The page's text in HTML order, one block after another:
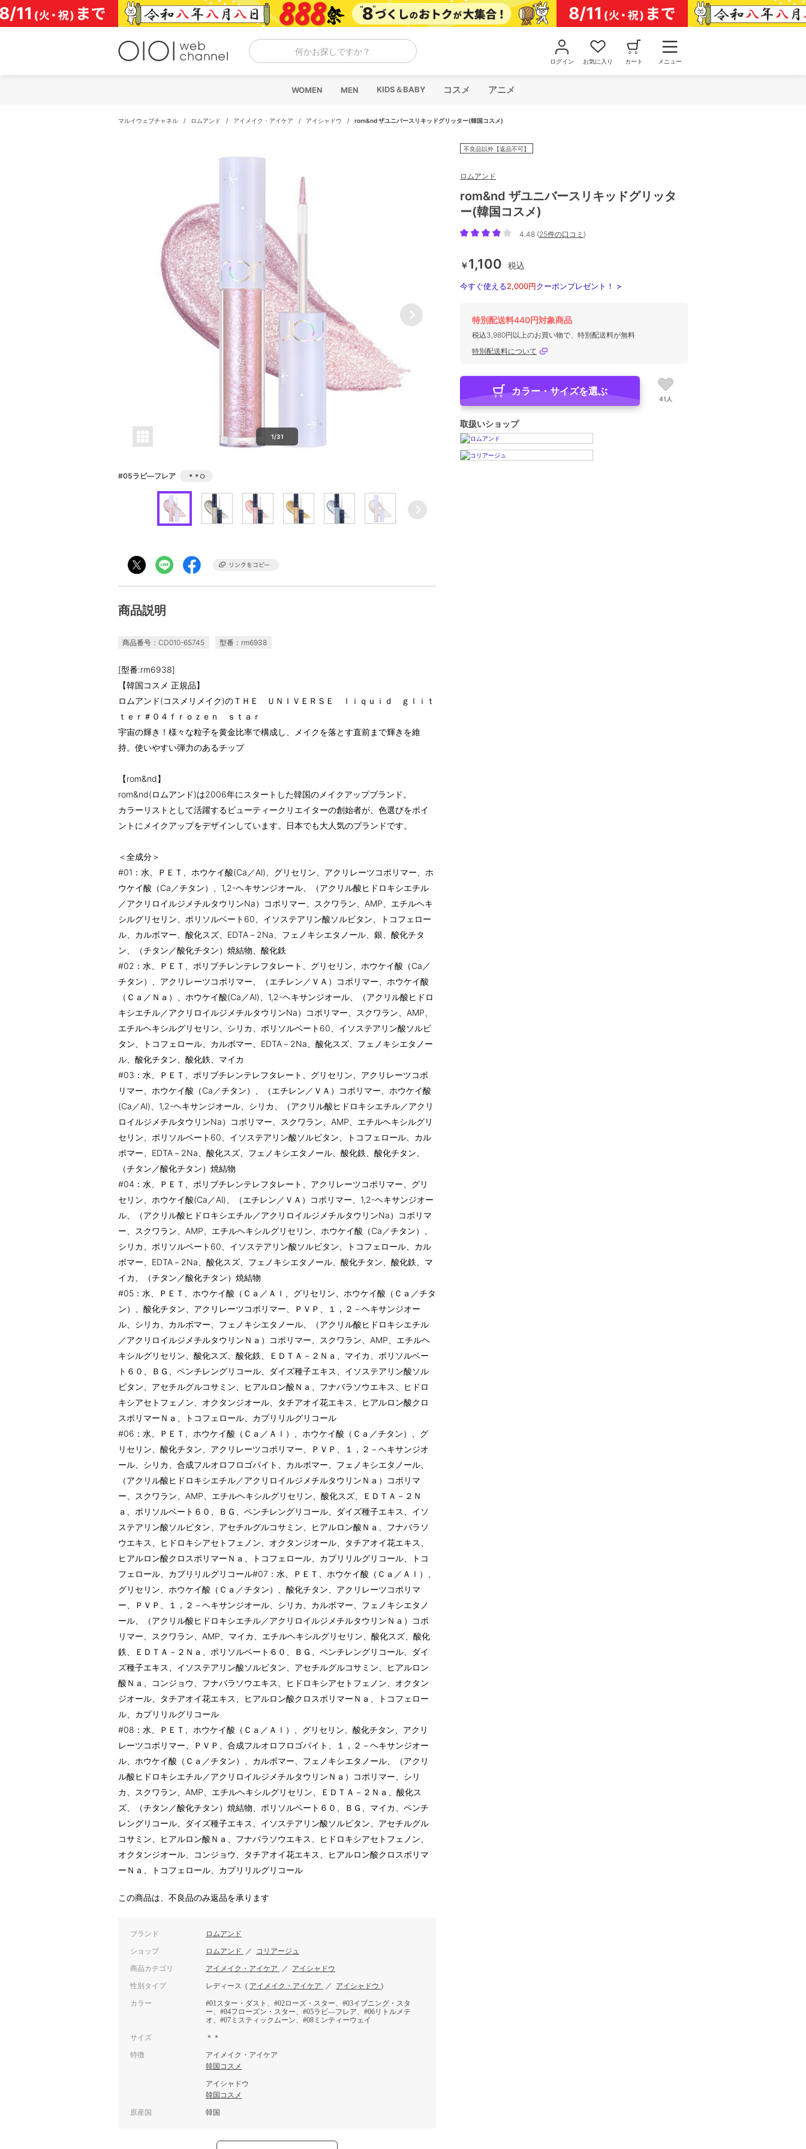
コ
ン
テ
何かお探しですか？
ログイン お気に入り カート メニュー
WOMEN MEN KIDS＆BABY コスメ アニメ
マルイウェブチャネル / ロムアンド / アイメイク・アイケア / アイシャドウ / rom&nd ザユニバースリキッドグリッター(韓国コスメ)
1/31
#05ラビ―フレア ＊＊○
商品説明
商品番号：CD010-65745 型番：rm6938
[型番:rm6938]
【韓国コスメ 正規品】
ロムアンド(コスメリメイク)のＴＨＥ ＵＮＩＶＥＲＳＥ ｌｉｑｕｉｄ ｇｌｉｔ
ｔｅｒ＃０４ｆｒｏｚｅｎ ｓｔａｒ
宇宙の輝き！様々な粒子を黄金比率で構成し、メイクを落とす直前まで輝きを維
持。使いやすい弾力のあるチップ
【rom&nd】
rom&nd(ロムアンド)は2006年にスタートした韓国のメイクアップブランド。
カラーリストとして活躍するビューティークリエイターの創始者が、色選びをポイ
ントにメイクアップをデザインしています。日本でも大人気のブランドです。
＜全成分＞
#01：水、ＰＥＴ、ホウケイ酸(Ca／Al)、グリセリン、アクリレーツコポリマー、ホ
ウケイ酸（Ca／チタン）、1,2-ヘキサンジオール、（アクリル酸ヒドロキシエチル
／アクリロイルジメチルタウリンNa）コポリマー、スクワラン、AMP、エチルヘキ
シルグリセリン、ポリソルベート60、イソステアリン酸ソルビタン、トコフェロー
ル、カルボマー、酸化スズ、EDTA－2Na、フェノキシエタノール、銀、酸化チタ
ン、（チタン／酸化チタン）焼結物、酸化鉄
#02：水、ＰＥＴ、ポリブチレンテレフタレート、グリセリン、ホウケイ酸（Ca／
チタン）、アクリレーツコポリマー、（エチレン／ＶＡ）コポリマー、ホウケイ酸
（Ｃａ／Ｎａ）、ホウケイ酸(Ca／Al)、1,2-ヘキサンジオール、（アクリル酸ヒドロ
キシエチル／アクリロイルジメチルタウリンNa）コポリマー、スクワラン、AMP、
エチルヘキシルグリセリン、シリカ、ポリソルベート60、イソステアリン酸ソルビ
タン、トコフェロール、カルボマー、EDTA－2Na、酸化スズ、フェノキシエタノー
ル、酸化チタン、酸化鉄、マイカ
#03：水、ＰＥＴ、ポリブチレンテレフタレート、グリセリン、アクリレーツコポ
リマー、ホウケイ酸（Ca／チタン）、（エチレン／ＶＡ）コポリマー、ホウケイ酸
(Ca／Al)、1,2-ヘキサンジオール、シリカ、（アクリル酸ヒドロキシエチル／アクリ
ロイルジメチルタウリンNa）コポリマー、スクワラン、AMP、エチルヘキシルグリ
セリン、ポリソルベート60、イソステアリン酸ソルビタン、トコフェロール、カル
ボマー、EDTA－2Na、酸化スズ、フェノキシエタノール、酸化鉄、酸化チタン、
（チタン／酸化チタン）焼結物
#04：水、ＰＥＴ、ポリブチレンテレフタレート、アクリレーツコポリマー、グリ
セリン、ホウケイ酸(Ca／Al)、（エチレン／ＶＡ）コポリマー、1,2-ヘキサンジオー
ル、（アクリル酸ヒドロキシエチル／アクリロイルジメチルタウリンNa）コポリマ
ー、スクワラン、AMP、エチルヘキシルグリセリン、ホウケイ酸（Ca／チタン）、
シリカ、ポリソルベート60、イソステアリン酸ソルビタン、トコフェロール、カル
ボマー、EDTA－2Na、酸化スズ、フェノキシエタノール、酸化チタン、酸化鉄、マ
イカ、（チタン／酸化チタン）焼結物
#05：水、ＰＥＴ、ホウケイ酸（Ｃａ／Ａｌ、グリセリン、ホウケイ酸（Ｃａ／チタ
ン）、酸化チタン、アクリレーツコポリマー、ＰＶＰ、１，２－ヘキサンジオー
ル、シリカ、カルボマー、フェノキシエタノール、（アクリル酸ヒドロキシエチル
／アクリロイルジメチルタウリンＮａ）コポリマー、スクワラン、AMP、エチルヘ
キシルグリセリン、酸化スズ、酸化鉄、ＥＤＴＡ－２Ｎａ、マイカ、ポリソルベー
ト６０、ＢＧ、ペンチレングリコール、ダイズ種子エキス、イソステアリン酸ソル
ビタン、アセチルグルコサミン、ヒアルロン酸Ｎａ、フナバラソウエキス、ヒドロ
キシアセトフェノン、オクタンジオール、タチアオイ花エキス、ヒアルロン酸クロ
スポリマーＮａ、トコフェロール、カプリリルグリコール
#06：水、ＰＥＴ、ホウケイ酸（Ｃａ／Ａｌ）、ホウケイ酸（Ｃａ／チタン）、グ
リセリン、酸化チタン、アクリレーツコポリマー、ＰＶＰ、１，２－ヘキサンジオ
ール、シリカ、合成フルオロフロゴパイト、カルボマー、フェノキシエタノール、
（アクリル酸ヒドロキシエチル／アクリロイルジメチルタウリンＮａ）コポリマ
ー、スクワラン、AMP、エチルヘキシルグリセリン、酸化スズ、ＥＤＴＡ－２Ｎ
ａ、ポリソルベート６０、ＢＧ、ペンチレングリコール、ダイズ種子エキス、イソ
ステアリン酸ソルビタン、アセチルグルコサミン、ヒアルロン酸Ｎａ、フナバラソ
ウエキス、ヒドロキシアセトフェノン、オクタンジオール、タチアオイ花エキス、
ヒアルロン酸クロスポリマーＮａ、トコフェロール、カプリリルグリコール、トコ
フェロール、カプリリルグリコール#07：水、ＰＥＴ、ホウケイ酸（Ｃａ／Ａｌ）、
グリセリン、ホウケイ酸（Ｃａ／チタン）、酸化チタン、アクリレーツコポリマ
ー、ＰＶＰ、１，２－ヘキサンジオール、シリカ、カルボマー、フェノキシエタノ
ール、（アクリル酸ヒドロキシエチル／アクリロイルジメチルタウリンＮａ）コポ
リマー、スクワラン、AMP、マイカ、エチルヘキシルグリセリン、酸化スズ、酸化
鉄、ＥＤＴＡ－２Ｎａ、ポリソルベート６０、ＢＧ、ペンチレングリコール、ダイ
ズ種子エキス、イソステアリン酸ソルビタン、アセチルグルコサミン、ヒアルロン
酸Ｎａ、コンジョウ、フナバラソウエキス、ヒドロキシアセトフェノン、オクタン
ジオール、タチアオイ花エキス、ヒアルロン酸クロスポリマーＮａ、トコフェロー
ル、カプリリルグリコール
#08：水、ＰＥＴ、ホウケイ酸（Ｃａ／Ａｌ）、グリセリン、酸化チタン、アクリ
レーツコポリマー、ＰＶＰ、合成フルオロフロゴパイト、１，２－ヘキサンジオー
ル、ホウケイ酸（Ｃａ／チタン）、カルボマー、フェノキシエタノール、（アクリ
ル酸ヒドロキシエチル／アクリロイルジメチルタウリンＮａ）コポリマー、シリ
カ、スクワラン、AMP、エチルヘキシルグリセリン、ＥＤＴＡ－２Ｎａ、酸化ス
ズ、（チタン／酸化チタン）焼結物、ポリソルベート６０、ＢＧ、マイカ、ペンチ
レングリコール、ダイズ種子エキス、イソステアリン酸ソルビタン、アセチルグル
コサミン、ヒアルロン酸Ｎａ、フナバラソウエキス、ヒドロキシアセトフェノン、
オクタンジオール、コンジョウ、タチアオイ花エキス、ヒアルロン酸クロスポリマ
ーＮａ、トコフェロール、カプリリルグリコール
この商品は、不良品のみ返品を承ります
ブランド ロムアンド
ショップ ロムアンド ／ コリアージュ
商品カテゴリ アイメイク・アイケア ／ アイシャドウ
性別タイプ レディース ( アイメイク・アイケア ／ アイシャドウ )
カラー
#01スター・ダスト、#02ローズ・スター、#03イブニング・スタ
ー、#04フローズン・スター、#05ラビ―フレア、#06リトルメテ
オ、#07ミスティックムーン、#08ミンティーウェイ
サイズ ＊＊
特徴
アイメイク・アイケア
韓国コスメ
アイシャドウ
韓国コスメ
原産国 韓国
不良品以外【返品不可】
ロムアンド
rom&nd ザユニバースリキッドグリッタ
ー(韓国コスメ)
4.48 (25件の口コミ )
￥1,100 税込
今すぐ使える2,000円クーポンプレゼント！ >
特別配送料440円対象商品
税込3,980円以上のお買い物で、特別配送料が無料
特別配送料について
カラー・サイズを選ぶ
41人
取扱いショップ